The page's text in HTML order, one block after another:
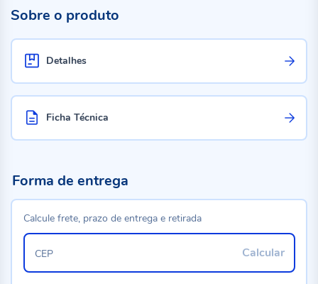
Sobre o produto
Detalhes
Ficha Técnica
Forma de entrega
Calcule frete, prazo de entrega e retirada
Calcular
CEP